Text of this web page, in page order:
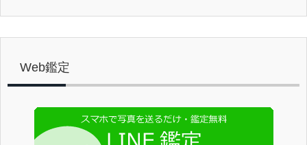
Web鑑定